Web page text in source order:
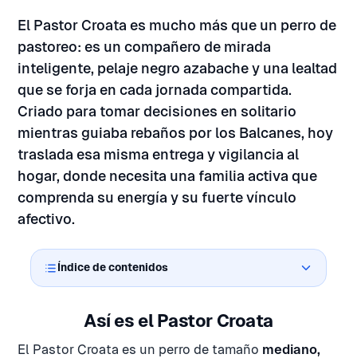
El Pastor Croata es mucho más que un perro de
pastoreo: es un compañero de mirada
inteligente, pelaje negro azabache y una lealtad
que se forja en cada jornada compartida.
Criado para tomar decisiones en solitario
mientras guiaba rebaños por los Balcanes, hoy
traslada esa misma entrega y vigilancia al
hogar, donde necesita una familia activa que
comprenda su energía y su fuerte vínculo
afectivo.
Índice de contenidos
Así es el Pastor Croata
El Pastor Croata es un perro de tamaño mediano,